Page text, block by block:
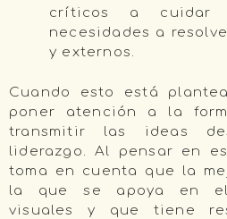
críticos a cuidar
necesidades a
y externos.
Cuando esto está
poner atención a la
transmitir las ideas
liderazgo. Al pensar en
toma en cuenta que la
la que se apoya en
visuales y que tiene